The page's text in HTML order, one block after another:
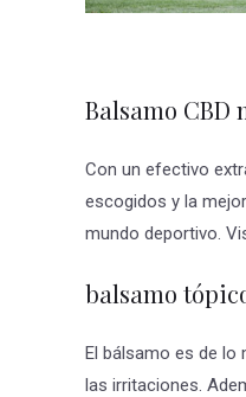
Balsamo CBD
Con un efectivo
escogidos y la
mundo deportivo.
balsamo
El bálsamo es de lo
las irritaciones.